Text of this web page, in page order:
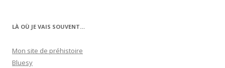
LÀ OÙ JE VAIS SOUVENT…
Mon site de préhistoire
Bluesy